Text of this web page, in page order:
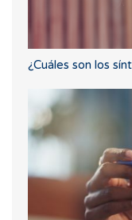
¿Cuáles son los